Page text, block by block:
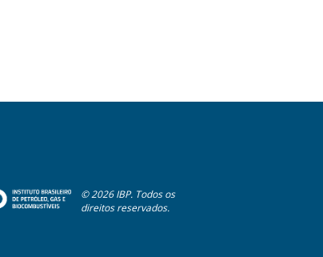
© 2026 IBP. Todos os
direitos reservados.